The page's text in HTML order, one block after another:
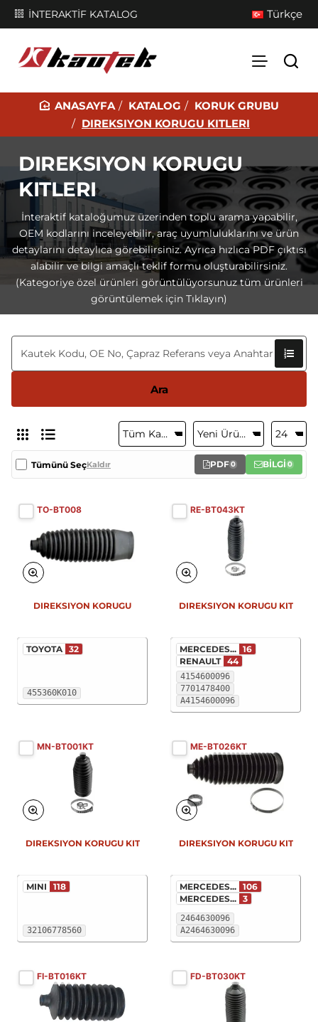
İNTERAKTİF KATALOG Türkçe
H
O
M
E
KATALOG
KORUK GRUBU
DIREKSIYON KORUGU KITLERI
DIREKSIYON KORUGU
KITLERI
İnteraktif kataloğumuz üzerinden toplu arama yapabilir,
OEM kodlarını inceleyebilir, araç uyumluluklarını ve ürün
detaylarını detaylıca görebilirsiniz. Ayrıca hızlıca PDF çıktısı
alabilir ve bilgi amaçlı teklif formu oluşturabilirsiniz.
(Kategoriye özel ürünleri görüntülüyorsunuz tüm ürünleri
görüntülemek için Tıklayın)
Ara
Tümünü SeçKaldır PDF0 BİLGİ 0
TO-BT008
455360K010
TOYOTA 32
DIREKSIYON KORUGU
RE-BT043KT
4154600096
7701478400
A4154600096
MERCEDES... 16
RENAULT 44
DIREKSIYON KORUGU KIT
MN-BT001KT
32106778560
MINI 118
DIREKSIYON KORUGU KIT
ME-BT026KT
2464630096
A2464630096
MERCEDES... 106
MERCEDES... 3
DIREKSIYON KORUGU KIT
FI-BT016KT FD-BT030KT